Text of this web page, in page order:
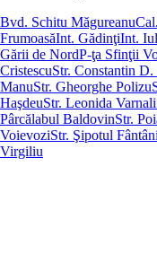
Bvd. Schitu Măgureanu
FrumoasăInt. GădinţiInt.
Gării de NordP-ţa Sfinţii
CristescuStr. Constantin D.
ManuStr. Gheorghe Polizu
HaşdeuStr. Leonida Varnali
Pârcălabul BaldovinStr.
VoievoziStr. Şipotul
Virgiliu